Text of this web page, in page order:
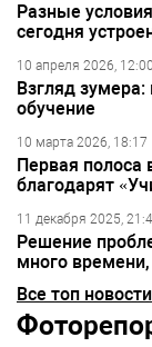
Разные
сегодня
10 апреля 2026, 12:00
Взгляд
обучение
10 марта 2026, 18:17
Первая полоса
благодарят
11 декабря 2025,
Решение
много
Все топ новости